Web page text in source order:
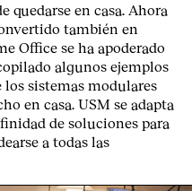
quedarse en casa. Ahora
también en
Office se ha apoderado
algunos ejemplos
sistemas modulares
en casa. USM se adapta
de soluciones para
a todas las